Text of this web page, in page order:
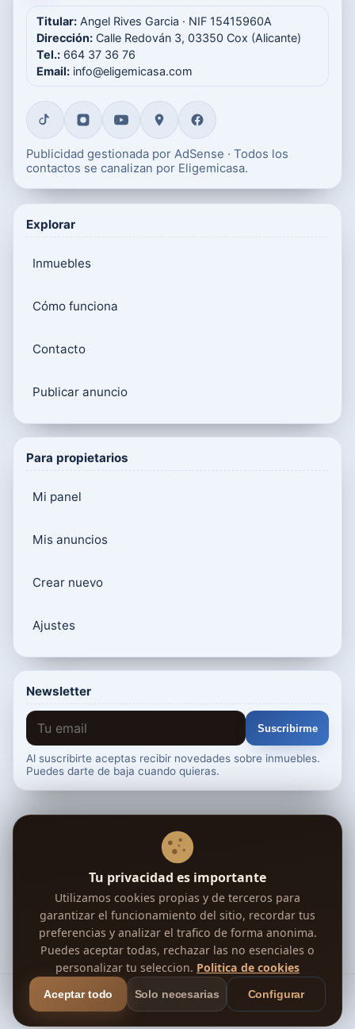
Titular: Angel Rives Garcia · NIF 15415960A
Dirección: Calle Redován 3, 03350 Cox (Alicante)
Tel.: 664 37 36 76
Email: info@eligemicasa.com
Publicidad gestionada por AdSense · Todos los
contactos se canalizan por Eligemicasa.
Explorar
Inmuebles
Cómo funciona
Contacto
Publicar anuncio
Para propietarios
Mi panel
Mis anuncios
Crear nuevo
Ajustes
Newsletter
Suscribirme
Al suscribirte aceptas recibir novedades sobre inmuebles.
Puedes darte de baja cuando quieras.
Tu confianza, nuestra prioridad
Segura
Deja tu opinión en Trustpilot →
Síguenos en Telegram
🇪🇸 🇬🇧 🇫🇷
🇩🇪
+8 idiomas más ↓
© 2026 Eligemicasa
Aviso Legal Privacidad Cookies Términos
Tu privacidad es importante
Utilizamos cookies propias y de terceros para
garantizar el funcionamiento del sitio, recordar tus
preferencias y analizar el trafico de forma anonima.
Puedes aceptar todas, rechazar las no esenciales o
personalizar tu seleccion. Politica de cookies
Aceptar todo Solo necesarias Configurar